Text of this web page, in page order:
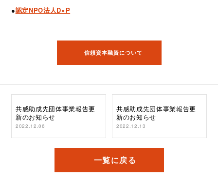
●認定NPO法人D×P
信頼資本融資について
共感助成先団体事業報告更
新のお知らせ
2022.12.06
共感助成先団体事業報告更
新のお知らせ
2022.12.13
一覧に戻る